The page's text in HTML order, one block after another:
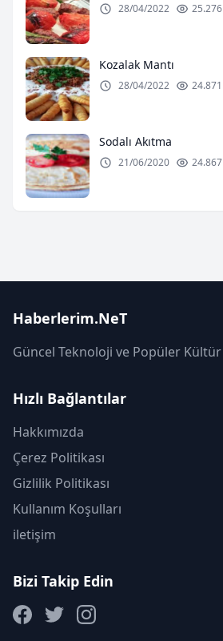
28/04/2022 25.276
Kozalak Mantı
28/04/2022 24.871
Sodalı Akıtma
21/06/2020 24.867
Haberlerim.NeT
Güncel Teknoloji ve Popüler Kültür
Hızlı Bağlantılar
Hakkımızda
Çerez Politikası
Gizlilik Politikası
Kullanım Koşulları
iletişim
Bizi Takip Edin